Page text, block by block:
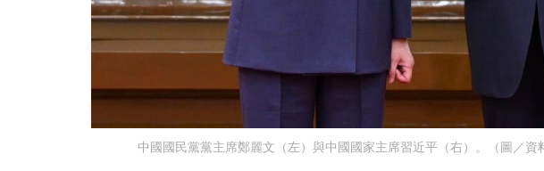
中國國民黨黨主席鄭麗文（左）與中國國家主席習近平（右）。（圖／資